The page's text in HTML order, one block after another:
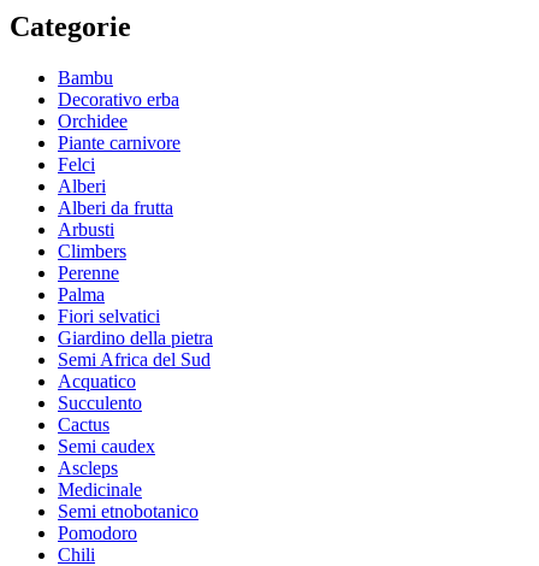
Categorie
Bambu
Decorativo erba
Orchidee
Piante carnivore
Felci
Alberi
Alberi da frutta
Arbusti
Climbers
Perenne
Palma
Fiori selvatici
Giardino della pietra
Semi Africa del Sud
Acquatico
Succulento
Cactus
Semi caudex
Ascleps
Medicinale
Semi etnobotanico
Pomodoro
Chili